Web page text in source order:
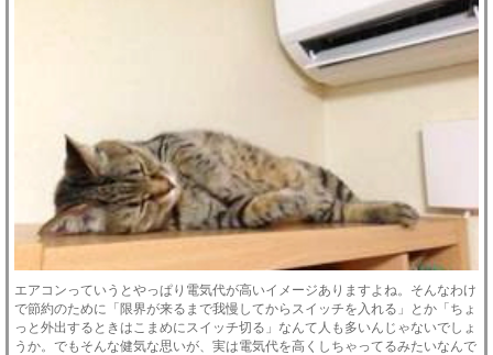
エアコンっていうとやっぱり電気代が高いイメージありますよね。そんなわけ
で節約のために「限界が来るまで我慢してからスイッチを入れる」とか「ちょ
っと外出するときはこまめにスイッチ切る」なんて人も多いんじゃないでしょ
うか。でもそんな健気な思いが、実は電気代を高くしちゃってるみたいなんで